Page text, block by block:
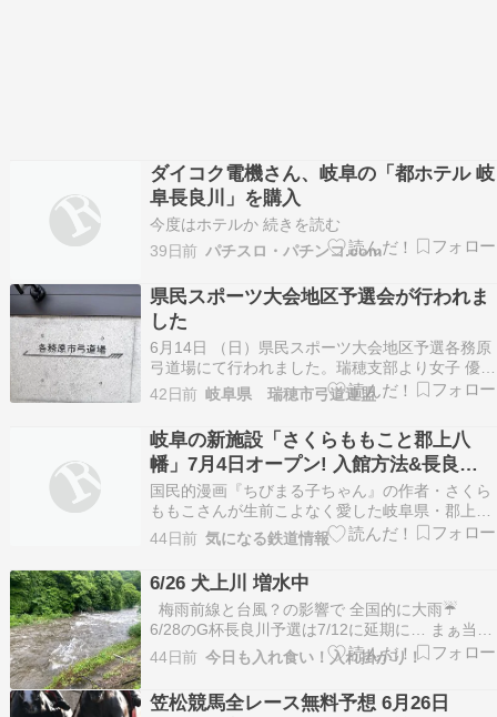
ダイコク電機さん、岐阜の「都ホテル 岐
阜長良川」を購入
今度はホテルか 続きを読む
39日前 パチスロ・パチンコ.com
県民スポーツ大会地区予選会が行われま
した
6月14日 （日）県民スポーツ大会地区予選各務原
弓道場にて行われました。瑞穂支部より女子 優
勝????吉田優香さん男子 二位臼木大介さん総合
優勝????吉田優香さんおめでとう御座います㊗️瑞
穂市支部順位男子 二位女子 三位本戦は9月20日
日曜日岐阜メモリアルセンター長良川弓道場…
42日前 岐阜県 瑞穂市弓道連盟
岐阜の新施設「さくらももこと郡上八
幡」7月4日オープン! 入館方法&長良川
鉄道で行くアクセス完全ガイド(6/27事前
予約開始)
国民的漫画『ちびまる子ちゃん』の作者・さくら
ももこさんが生前こよなく愛した岐阜県・郡上八
幡。その想いと町の魅力を結ぶ新施設「さくらも
もこと郡上八幡」が、2026年7月4日(土)にグラン
ドオープンを迎えます。舞台となるのは
44日前 気になる鉄道情報
6/26 犬上川 増水中
梅雨前線と台風？の影響で 全国的に大雨☔️
6/28のG杯長良川予選は7/12に延期に… まぁ当た
り前ですね。 犬上川も増水中です。 金屋
の堰堤は ガッツリ開いてます。 まだまだ雨
が続く予報です。 川は危険な状態ですので 近づ
か…
44日前 今日も入れ食い！入れ掛かり！
笠松競馬全レース無料予想 6月26日